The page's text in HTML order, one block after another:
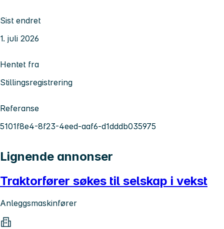
Sist endret
1. juli 2026
Hentet fra
Stillingsregistrering
Referanse
5101f8e4-8f23-4eed-aaf6-d1dddb035975
Lignende annonser
Traktorfører søkes til selskap i vekst
Anleggsmaskinfører